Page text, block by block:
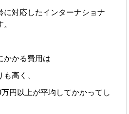
に対応したインターナショナ
かかる費用は
高く、
円以上が平均してかかってし